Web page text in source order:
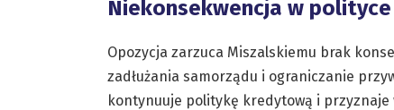
Niekonsekwencja w
Opozycja zarzuca Miszalskiemu brak
zadłużania samorządu i ograniczanie
kontynuuje politykę kredytową i przyznaje